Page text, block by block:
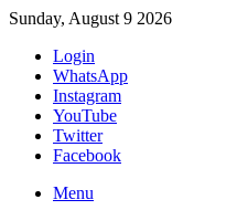
Sunday, August 9 2026
Login
WhatsApp
Instagram
YouTube
Twitter
Facebook
Menu